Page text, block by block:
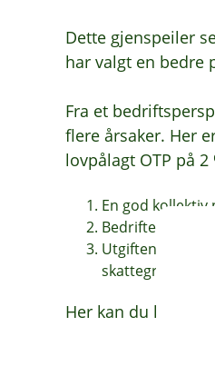
Dette gjenspeiler
har valgt en bedre
Fra et
flere årsaker. Her
lovpålagt OTP på 2
En god
Bedriften står
Utgiftene til
Her kan du lese